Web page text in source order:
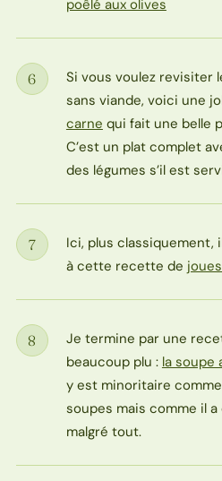
poêlé aux olives
Étape
6
Si vous voulez revisiter
sans viande, voici une
carne qui fait une belle
C’est un plat complet
des légumes s’il est
Étape
7
Ici, plus classiquement,
à cette recette de
Étape
8
Je termine par une
beaucoup plu : la soupe
y est minoritaire
soupes mais comme il
malgré tout.